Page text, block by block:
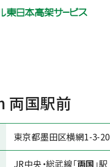
両国駅前
東京都墨田区横網1-3-20
JR中央・総武線「両国」駅